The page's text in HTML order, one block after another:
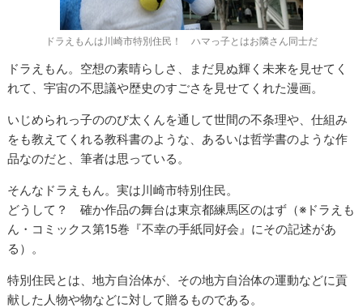
ドラえもんは川崎市特別住民！ ハマっ子とはお隣さん同士だ
ドラえもん。空想の素晴らしさ、まだ見ぬ輝く未来を見せてく
れて、宇宙の不思議や歴史のすごさを見せてくれた漫画。
いじめられっ子ののび太くんを通して世間の不条理や、仕組み
をも教えてくれる教科書のような、あるいは哲学書のような作
品なのだと、筆者は思っている。
そんなドラえもん。実は川崎市特別住民。
どうして？ 確か作品の舞台は東京都練馬区のはず（※ドラえも
ん・コミックス第15巻『不幸の手紙同好会』にその記述があ
る）。
特別住民とは、地方自治体が、その地方自治体の運動などに貢
献した人物や物などに対して贈るものである。